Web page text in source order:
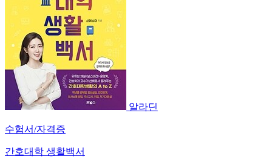
알라딘
수험서/자격증
간호대학 생활백서